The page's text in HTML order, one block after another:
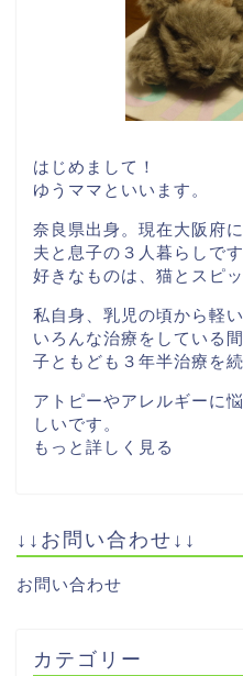
はじめまして！
ゆうママといいます。
奈良県出身。現在大阪府
夫と息子の３人暮らしです
好きなものは、猫とスピ
私自身、乳児の頃から軽
いろんな治療をしている
子ともども３年半治療を
アトピーやアレルギーに
しいです。
もっと詳しく見る
↓↓お問い合わせ↓↓
お問い合わせ
カテゴリー